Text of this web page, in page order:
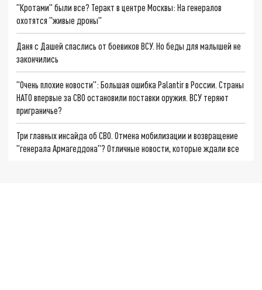
"Кротами" были все? Теракт в центре Москвы: На генералов
охотятся "живые дроны"
Даня с Дашей спаслись от боевиков ВСУ. Но беды для малышей не
закончились
"Очень плохие новости": Большая ошибка Palantir в России. Страны
НАТО впервые за СВО остановили поставки оружия. ВСУ теряют
приграничье?
Три главных инсайда об СВО. Отмена мобилизации и возвращение
"генерала Армагеддона"? Отличные новости, которые ждали все